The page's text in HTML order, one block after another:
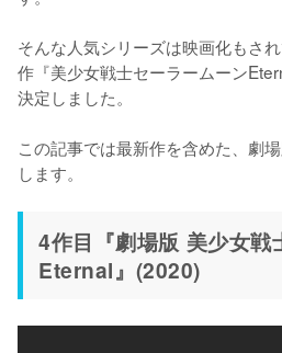
そんな人気シリーズは映画化もさ
作『美少女戦士セーラームーン
決定しました。
この記事では最新作を含めた、劇
します。
4作目『劇場版 美少女戦
Eternal』(2020)